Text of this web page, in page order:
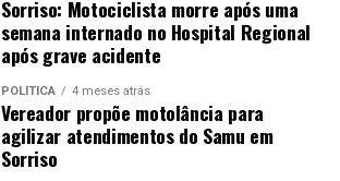
Sorriso: Motociclista morre após uma
semana internado no Hospital Regional
após grave acidente
POLÍTICA 4 meses atrás
Vereador propõe motolância para
agilizar atendimentos do Samu em
Sorriso